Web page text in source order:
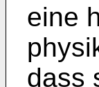
eine
dass